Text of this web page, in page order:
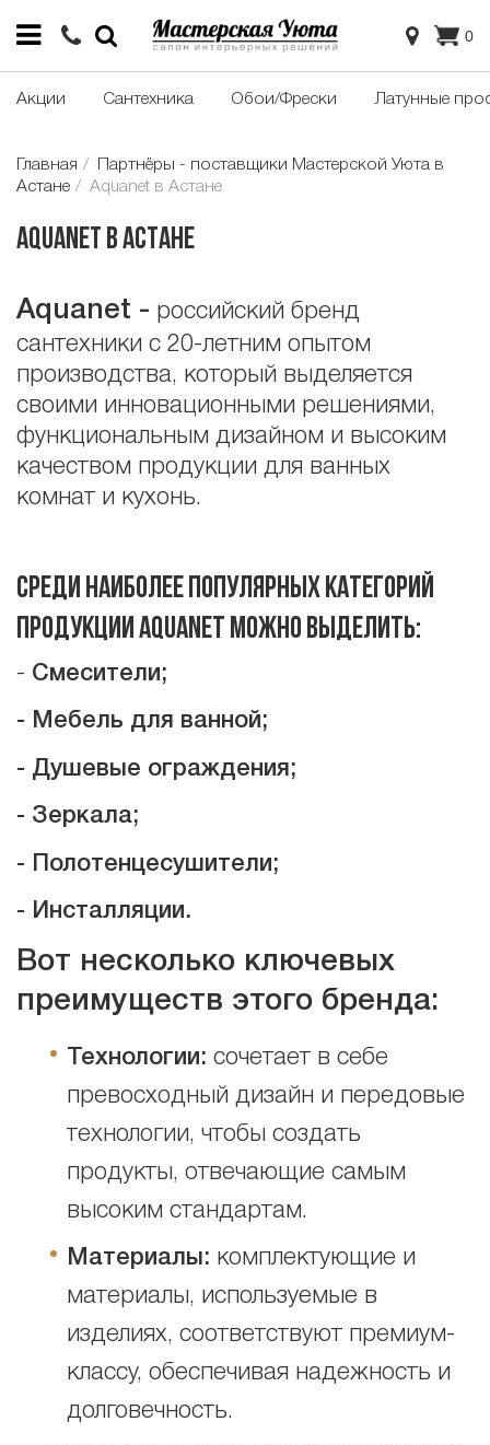
0
Акции Сантехника Обои/Фрески Латунные
Главная
Партнёры - поставщики Мастерской Уюта в
Астане
Aquanet в Астане
Aquanet в Астане
Aquanet - российский бренд
сантехники с 20-летним опытом
производства, который выделяется
своими инновационными решениями,
функциональным дизайном и высоким
качеством продукции для ванных
комнат и кухонь.
Среди наиболее популярных категорий
продукцииAquanet можно выделить:
- Смесители;
- Мебель для ванной;
- Душевые ограждения;
- Зеркала;
- Полотенцесушители;
- Инсталляции.
Вот несколько ключевых
преимуществ этого бренда:
Технологии: сочетает в себе
превосходный дизайн и передовые
технологии, чтобы создать
продукты, отвечающие самым
высоким стандартам.
Материалы: комплектующие и
материалы, используемые в
изделиях, соответствуют премиум-
классу, обеспечивая надежность и
долговечность.